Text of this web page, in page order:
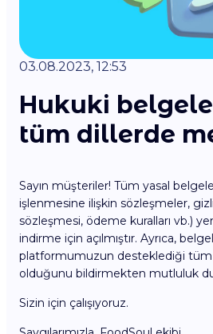
03.08.2023, 12:53
Hukuki
tüm dillerde
Sayın müşteriler! Tüm yasal
işlenmesine ilişkin sözleşmeler,
sözleşmesi, ödeme kuralları vb.)
indirme için açılmıştır. Ayrıca,
platformumuzun desteklediği tüm
olduğunu bildirmekten mutluluk
Sizin için çalışıyoruz.